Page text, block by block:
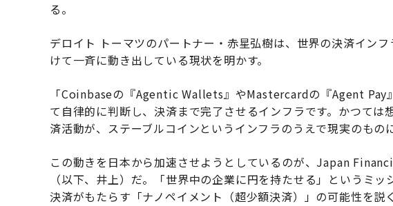
る。
デロイト トーマツのパートナー・赤星弘樹は、世界の決済イン
けて一斉に動き出している現状を明かす。
「Coinbaseの『Agentic Wallets』やMastercardの『Agent Pay
て自律的に判断し、決済まで完了させるインフラです。かつては
済活動が、ステーブルコインというインフラのうえで現実のもの
この動きを日本から加速させようとしているのが、Japan
（以下、井上）だ。「世界中の企業に円を持たせる」というミ
決済がもたらす「ナノペイメント（超少額決済）」の可能性を説く